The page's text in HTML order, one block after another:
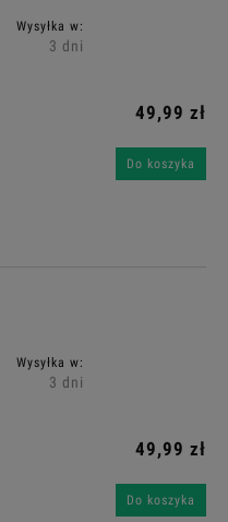
Wysyłka w:
3 dni
49,99 zł
Do koszyka
Wysyłka w:
3 dni
49,99 zł
Do koszyka